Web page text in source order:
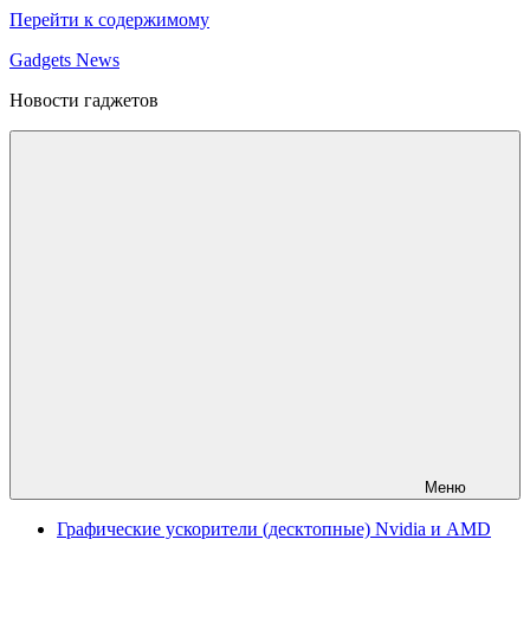
Перейти к содержимому
Gadgets News
Новости гаджетов
Меню
Графические ускорители (десктопные) Nvidia и AMD